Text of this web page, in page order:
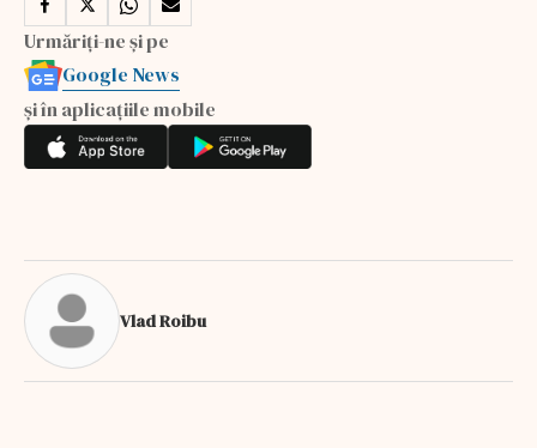
Urmăriți-ne și pe
Google News
și în aplicațiile mobile
Vlad Roibu